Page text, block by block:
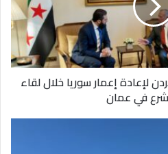
الوزراء
مصطفى مدبولي
التعليم
لإعادة إعمار سوريا خلال لقاء
في عمان